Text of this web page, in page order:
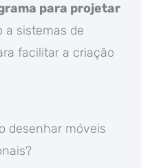
para projetar
sistemas de
facilitar a criação
desenhar móveis